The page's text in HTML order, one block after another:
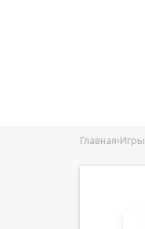
Главная›Игры